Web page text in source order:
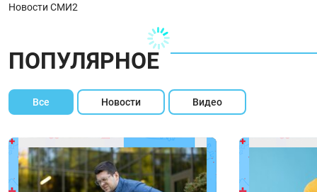
Новости СМИ2
ПОПУЛЯРНОЕ
Все Новости Видео